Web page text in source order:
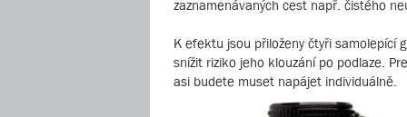
zaznamenávaných cest např. čistého
K efektu jsou přiloženy čtyři samolepící
snížit riziko jeho klouzání po podlaze.
asi budete muset napájet individuálně.